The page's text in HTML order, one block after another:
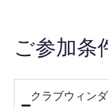
ご参加条
クラブウィン